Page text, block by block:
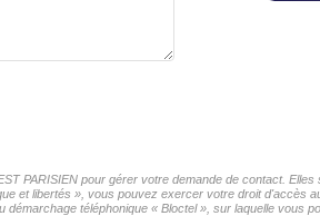
PARISIEN pour gérer votre demande de contact.
et libertés », vous pouvez exercer votre droit d'accès
téléphonique « Bloctel », sur laquelle vous